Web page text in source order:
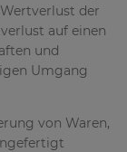
der
auf einen
und
Umgang
von Waren,